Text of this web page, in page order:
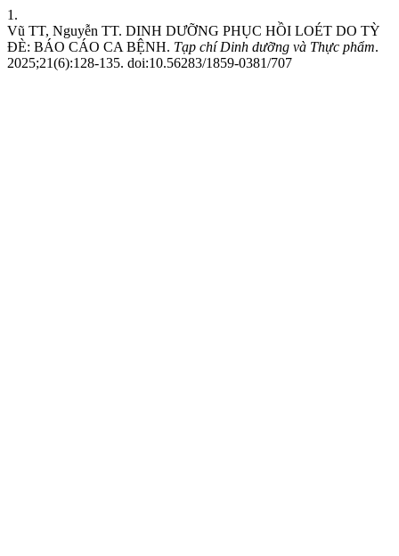
1.
Vũ TT, Nguyễn TT. DINH DƯỠNG PHỤC HỒI LOÉT DO TỲ
ĐÈ: BÁO CÁO CA BỆNH. Tạp chí Dinh dưỡng và Thực phẩm.
2025;21(6):128-135. doi:10.56283/1859-0381/707